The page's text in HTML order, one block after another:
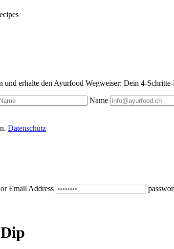
und erhalte den Ayurfood Wegweiser: Dein 4-
Name
Datenschutz
Email Address
Dip